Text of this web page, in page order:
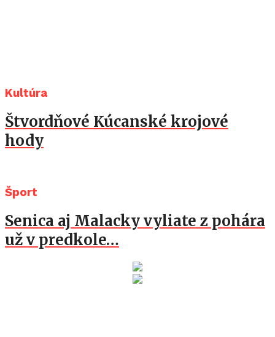
Kultúra
Štvordňové Kúcanské krojové
hody
Šport
Senica aj Malacky vyliate z pohára
už v predkole…